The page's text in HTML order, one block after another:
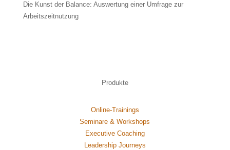
Die Kunst der Balance: Auswertung einer Umfrage zur
Arbeitszeitnutzung
Produkte
Online-Trainings
Seminare & Workshops
Executive Coaching
Leadership Journeys